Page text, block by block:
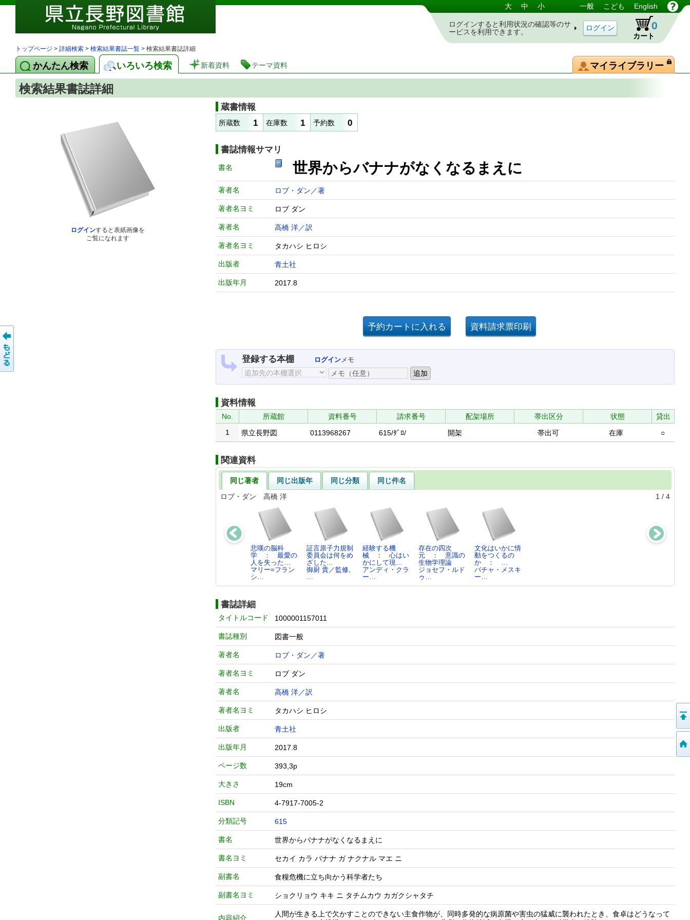
図書館 蔵書検索・予約システム 大 中 小 一般 こども English
ログインすると利用状況の確認等のサ
ービスを利用できます。
カート
0
トップページ > 詳細検索 > 検索結果書誌一覧 > 検索結果書誌詳細
かんたん検索 いろいろ検索 新着資料 テーマ資料 マイライブラリー
検索結果書誌詳細
ログインすると表紙画像を
ご覧になれます
蔵書情報
所蔵数 1 在庫数 1 予約数 0
書誌情報サマリ
書名 世界からバナナがなくなるまえに
著者名 ロブ・ダン／著
著者名ヨミ ロブ ダン
著者名 高橋 洋／訳
著者名ヨミ タカハシ ヒロシ
出版者 青土社
出版年月 2017.8
登録する本棚 ログインメモ
資料情報
No. 所蔵館 資料番号 請求番号 配架場所 帯出区分 状態
貸出
1
県立長野図 0113968267 615/ﾀﾞﾛ/ 開架 帯出可 在庫 ○
関連資料
同じ著者 同じ出版年 同じ分類
同じ件名
ロブ・ダン 高橋 洋
1 / 4
悲嘆の脳科
学 ： 最愛の
人を失った…
マリー=フラン
シ…
証言原子力規制
委員会は何をめ
ざした…
御厨 貴／監修,
…
経験する機
械 ： 心はい
かにして現…
アンディ・クラ
ー…
存在の四次
元 ： 意識の
生物学理論
ジョセフ・ルド
ゥ…
文化はいかに情
動をつくるの
か ： …
バチャ・メスキ
ー…
書誌詳細
タイトルコード 1000001157011
書誌種別 図書一般
著者名 ロブ・ダン／著
著者名ヨミ ロブ ダン
著者名 高橋 洋／訳
著者名ヨミ タカハシ ヒロシ
出版者 青土社
出版年月 2017.8
ページ数 393,3p
大きさ 19cm
ISBN 4-7917-7005-2
分類記号 615
書名 世界からバナナがなくなるまえに
書名ヨミ セカイ カラ バナナ ガ ナクナル マエ ニ
副書名 食糧危機に立ち向かう科学者たち
副書名ヨミ ショクリョウ キキ ニ タチムカウ カガクシャタチ
内容紹介
人間が生きる上で欠かすことのできない主食作物が、同時多発的な病原菌や害虫の猛威に襲われたとき、食卓はどうなって